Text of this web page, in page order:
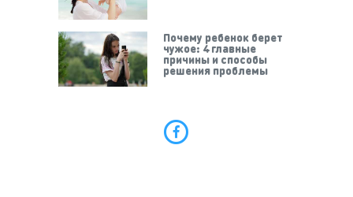
Почему ребенок берет
чужое: 4 главные
причины и способы
решения проблемы